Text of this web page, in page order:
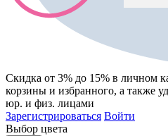
Скидка от 3% до 15% в личном
корзины и избранного, а также
юр. и физ. лицами
Зарегистрироваться Войти
Выбор цвета